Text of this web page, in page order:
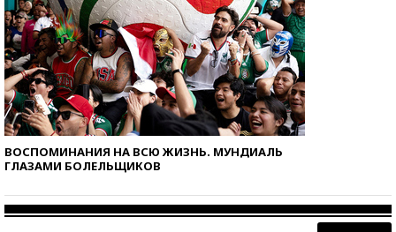
ВОСПОМИНАНИЯ НА ВСЮ ЖИЗНЬ. МУНДИАЛЬ
ГЛАЗАМИ БОЛЕЛЬЩИКОВ